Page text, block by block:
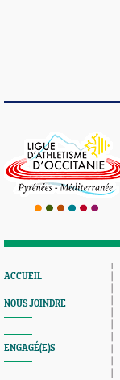
ACCUEIL
NOUS JOINDRE
ENGAGÉ(E)S